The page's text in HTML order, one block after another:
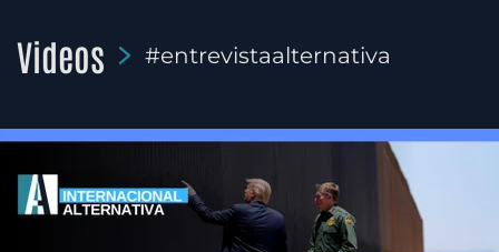
Videos #entrevistaalternativa